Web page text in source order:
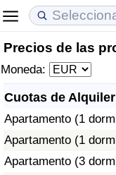
Precios de las
Moneda:
Cuotas de
Apartamento (1
Apartamento (1
Apartamento (3
Coste de vida
Índice de Costo de
Índice de Costo de
Índice de costo de
Precios de las
Índice de Precios
Índice de Precios
Índice de Precios
Calidad de Vida
Índice de Calidad
Índice de Calidad
Índice de calidad